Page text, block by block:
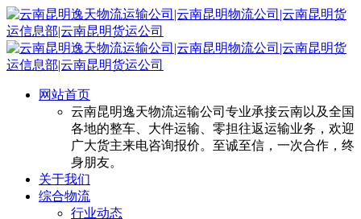
网站首页
云南昆明逸天物流运输公司专业承接云南以及全国
各地的整车、大件运输、零担往返运输业务，欢迎
广大货主来电咨询报价。至诚至信，一次合作，终
身朋友。
关于我们
综合物流
行业动态